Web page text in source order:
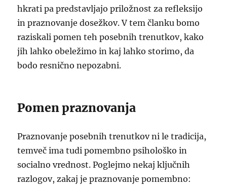
hkrati pa predstavljajo priložnost za refleksijo
in praznovanje dosežkov. V tem članku bomo
raziskali pomen teh posebnih trenutkov, kako
jih lahko obeležimo in kaj lahko storimo, da
bodo resnično nepozabni.
Pomen praznovanja
Praznovanje posebnih trenutkov ni le tradicija,
temveč ima tudi pomembno psihološko in
socialno vrednost. Poglejmo nekaj ključnih
razlogov, zakaj je praznovanje pomembno: